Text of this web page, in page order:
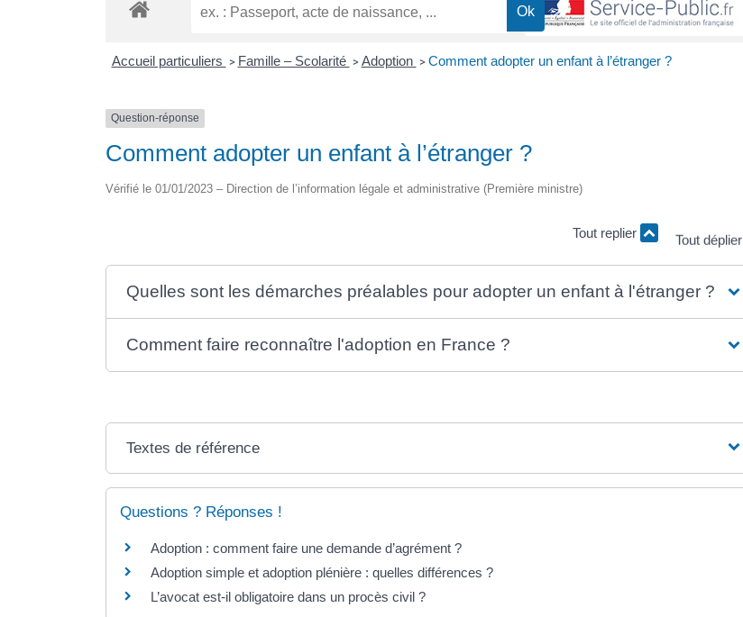
Accueil particuliers > Famille – Scolarité > Adoption > Comment adopter un enfant à l’étranger ?
Question-réponse
Comment adopter un enfant à l’étranger ?
Vérifié le 01/01/2023 – Direction de l’information légale et administrative (Première ministre)
Tout replier
Tout déplier
Quelles sont les démarches préalables pour adopter un enfant à l'étranger ?
Comment faire reconnaître l'adoption en France ?
Textes de référence
Questions ? Réponses !
Adoption : comment faire une demande d’agrément ?
Adoption simple et adoption plénière : quelles différences ?
L’avocat est-il obligatoire dans un procès civil ?